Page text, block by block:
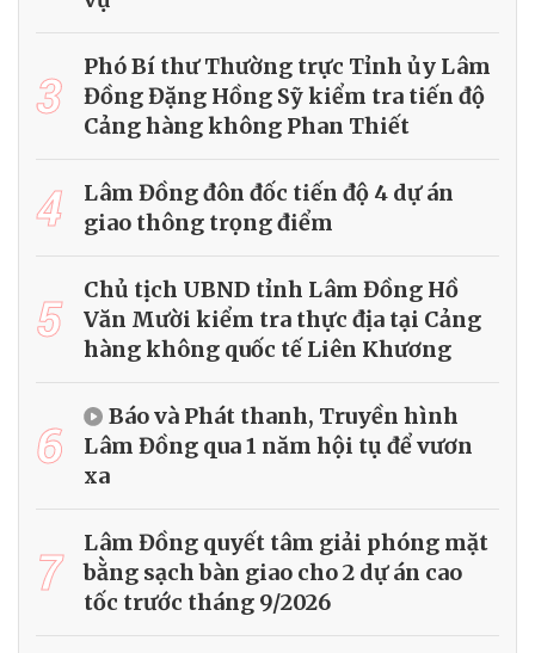
3
Phó Bí thư Thường trực Tỉnh ủy Lâm
Đồng Đặng Hồng Sỹ kiểm tra tiến độ
Cảng hàng không Phan Thiết
4
Lâm Đồng đôn đốc tiến độ 4 dự án
giao thông trọng điểm
5
Chủ tịch UBND tỉnh Lâm Đồng Hồ
Văn Mười kiểm tra thực địa tại Cảng
hàng không quốc tế Liên Khương
6
Báo và Phát thanh, Truyền hình
Lâm Đồng qua 1 năm hội tụ để vươn
xa
7
Lâm Đồng quyết tâm giải phóng mặt
bằng sạch bàn giao cho 2 dự án cao
tốc trước tháng 9/2026